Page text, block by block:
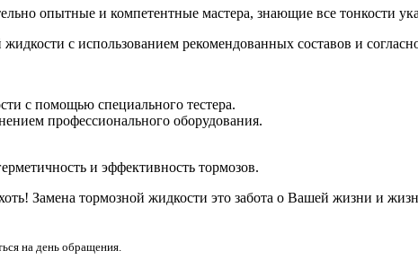
опытные и компетентные мастера, знающие все тонкости
с использованием рекомендованных составов и
с помощью специального тестера.
профессионального оборудования.
и эффективность тормозов.
Замена тормозной жидкости это забота о Вашей жизни и
на день обращения.